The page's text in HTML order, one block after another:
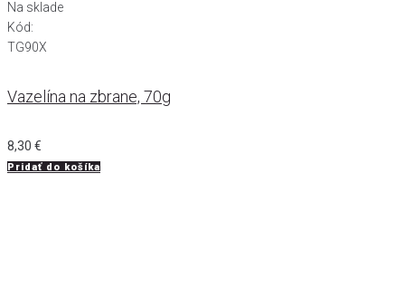
Na sklade
Kód:
TG90X
Vazelína na zbrane, 70g
8,30 €
Pridať do košíka